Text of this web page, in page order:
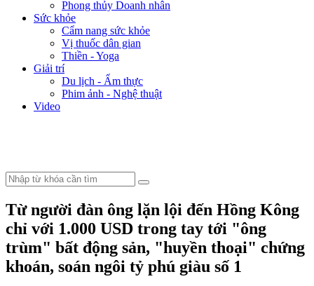
Phong thủy Doanh nhân
Sức khỏe
Cẩm nang sức khỏe
Vị thuốc dân gian
Thiền - Yoga
Giải trí
Du lịch - Ẩm thực
Phim ảnh - Nghệ thuật
Video
Từ người đàn ông lặn lội đến Hồng Kông
chỉ với 1.000 USD trong tay tới "ông
trùm" bất động sản, "huyền thoại" chứng
khoán, soán ngôi tỷ phú giàu số 1